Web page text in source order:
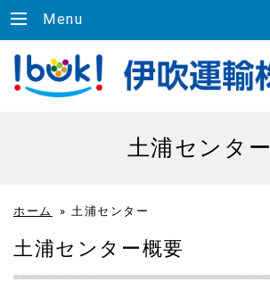
Menu
土浦センター
ホーム » 土浦センター
土浦センター概要